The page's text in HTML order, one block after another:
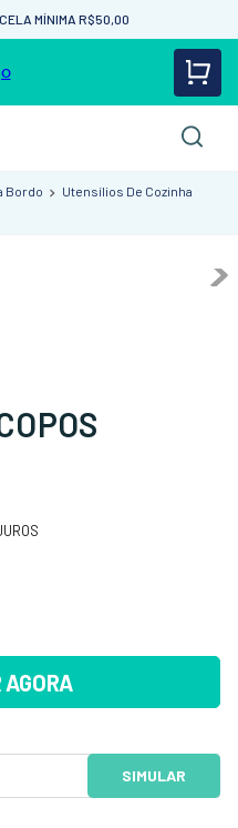
MÍNIMA R$50,00
Bordo
Utensílios De Cozinha
AGORA